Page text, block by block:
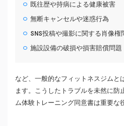
既往歴や持病による健康被害
無断キャンセルや迷惑行為
SNS投稿や撮影に関する肖像権
施設設備の破損や損害賠償問題
など、一般的なフィットネスジムと
ます。こうしたトラブルを未然に防
ム体験トレーニング同意書は重要な